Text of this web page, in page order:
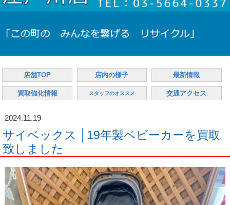
店舗TOP 店内の様子 最新情報
買取強化情報 スタッフのオススメ 交通アクセス
2024.11.19
サイベックス │19年製ベビーカーを買取
致しました